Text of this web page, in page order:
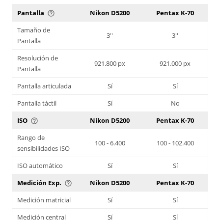
Pantalla help_outline Nikon D5200
Pentax K-70
Tamaño de
Pantalla
3'' 3''
Resolución de
Pantalla
921.800 px 921.000 px
Pantalla articulada Sí
Sí
Pantalla táctil
Sí
No
ISO help_outline Nikon D5200
Pentax K-70
Rango de
sensibilidades ISO
100 - 6.400 100 - 102.400
ISO automático Sí
Sí
Medición Exp. help_outline Nikon D5200
Pentax K-70
Medición matricial
Sí
Sí
Medición central
Sí
Sí